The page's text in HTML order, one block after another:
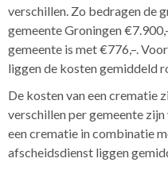
verschillen. Zo bedragen de
gemeente Groningen
gemeente is met €776,–.
liggen de kosten gemiddeld
De kosten van een crematie
verschillen per gemeente
een crematie in combinatie
afscheidsdienst liggen